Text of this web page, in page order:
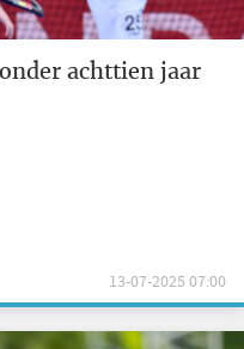
achttien jaar
13-07-2025 07:00